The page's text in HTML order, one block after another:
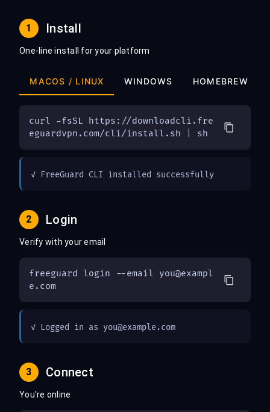
1 Install
One-line install for your platform
MACOS / LINUX WINDOWS HOMEBREW
curl -fsSL https://downloadcli.fre
eguardvpn.com/cli/install.sh | sh
✓ FreeGuard CLI installed successfully
2 Login
Verify with your email
freeguard login --email you@exampl
e.com
✓ Logged in as you@example.com
3 Connect
You're online